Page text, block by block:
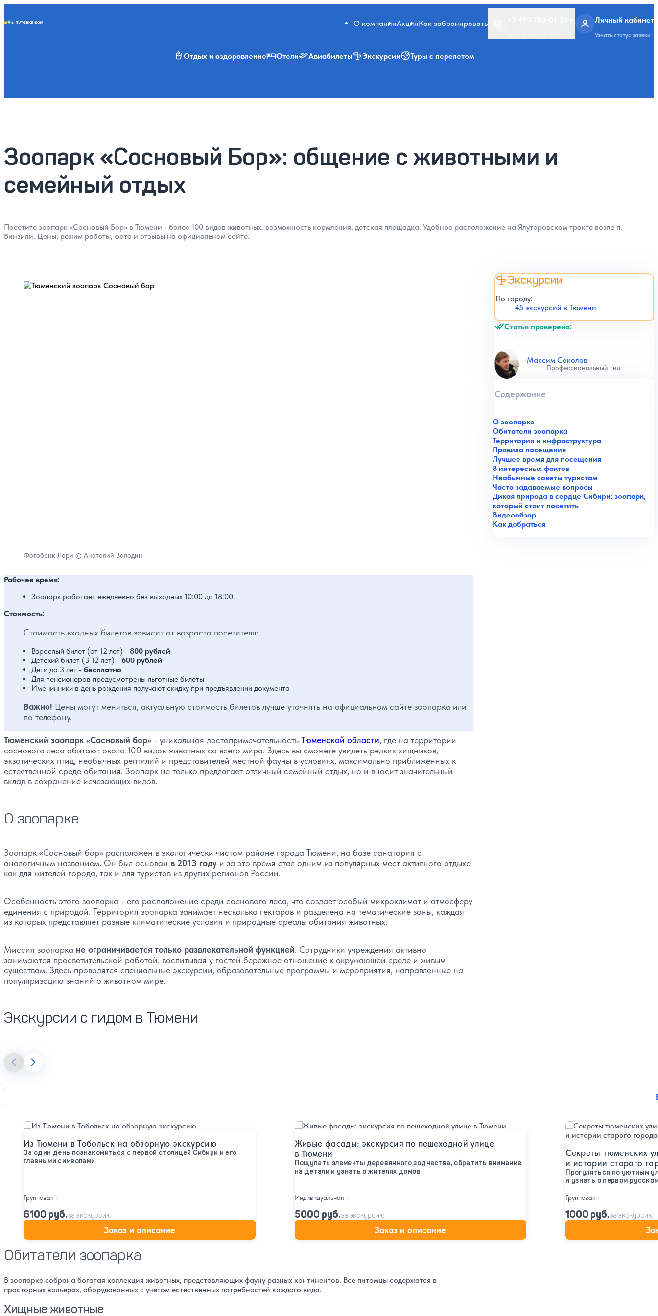
О компанииАкцииКак забронировать Личный кабинет
Узнать статус заявки
Отдых и оздоровление Отели Авиабилеты Экскурсии Туры с перелетом
Зоопарк «Сосновый Бор»: общение с животными и
семейный отдых
Посетите зоопарк «Сосновый Бор» в Тюмени - более 100 видов животных, возможность кормления, детская площадка. Удобное расположение на Ялуторовском тракте возле п.
Винзили. Цены, режим работы, фото и отзывы на официальном сайте.
Экскурсии
По городу:
45 экскурсий в Тюмени
Статья проверена:
Максим Соколов
Профессиональный гид
Содержание
О зоопарке
Обитатели зоопарка
Территория и инфраструктура
Правила посещения
Лучшее время для посещения
8 интересных фактов
Необычные советы туристам
Часто задаваемые вопросы
Дикая природа в сердце Сибири: зоопарк,
который стоит посетить
Видеообзор
Как добраться
Фотобанк Лори © Анатолий Володин
Рабочее время:
Зоопарк работает ежедневно без выходных 10:00 до 18:00.
Стоимость:
Стоимость входных билетов зависит от возраста посетителя:
Взрослый билет (от 12 лет) - 800 рублей
Детский билет (3-12 лет) - 600 рублей
Дети до 3 лет - бесплатно
Для пенсионеров предусмотрены льготные билеты
Именинники в день рождения получают скидку при предъявлении документа
Важно! Цены могут меняться, актуальную стоимость билетов лучше уточнять на официальном сайте зоопарка или
по телефону.
Тюменский зоопарк «Сосновый бор» - уникальная достопримечательность Тюменской области, где на территории
соснового леса обитают около 100 видов животных со всего мира. Здесь вы сможете увидеть редких хищников,
экзотических птиц, необычных рептилий и представителей местной фауны в условиях, максимально приближенных к
естественной среде обитания. Зоопарк не только предлагает отличный семейный отдых, но и вносит значительный
вклад в сохранение исчезающих видов.
О зоопарке
Зоопарк «Сосновый бор» расположен в экологически чистом районе города Тюмени, на базе санатория с
аналогичным названием. Он был основан в 2013 году и за это время стал одним из популярных мест активного отдыха
как для жителей города, так и для туристов из других регионов России.
Особенность этого зоопарка - его расположение среди соснового леса, что создает особый микроклимат и атмосферу
единения с природой. Территория зоопарка занимает несколько гектаров и разделена на тематические зоны, каждая
из которых представляет разные климатические условия и природные ареалы обитания животных.
Миссия зоопарка не ограничивается только развлекательной функцией. Сотрудники учреждения активно
занимаются просветительской работой, воспитывая у гостей бережное отношение к окружающей среде и живым
существам. Здесь проводятся специальные экскурсии, образовательные программы и мероприятия, направленные на
популяризацию знаний о животном мире.
Экскурсии с гидом в Тюмени
Из Тюмени в Тобольск на обзорную экскурсию
За один день познакомиться с первой столицей Сибири и его
главными символами
Групповая •
6100 руб.за экскурсию
Заказ и описание
Подробнее
Живые фасады: экскурсия по пешеходной улице
в Тюмени
Пощупать элементы деревянного зодчества, обратить внимание
на детали и узнать о жителях домов
Индивидуальная •
5000 руб.за экскурсию
Заказ и описание
Подробнее
Секреты тюменских
и истории старого
Прогуляться по уютным
и узнать о первом
Групповая •
1000 руб.за экскурсию
Подробнее
Обитатели зоопарка
В зоопарке собрана богатая коллекция животных, представляющих фауну разных континентов. Все питомцы содержатся в
просторных вольерах, оборудованных с учетом естественных потребностей каждого вида.
Хищные животные